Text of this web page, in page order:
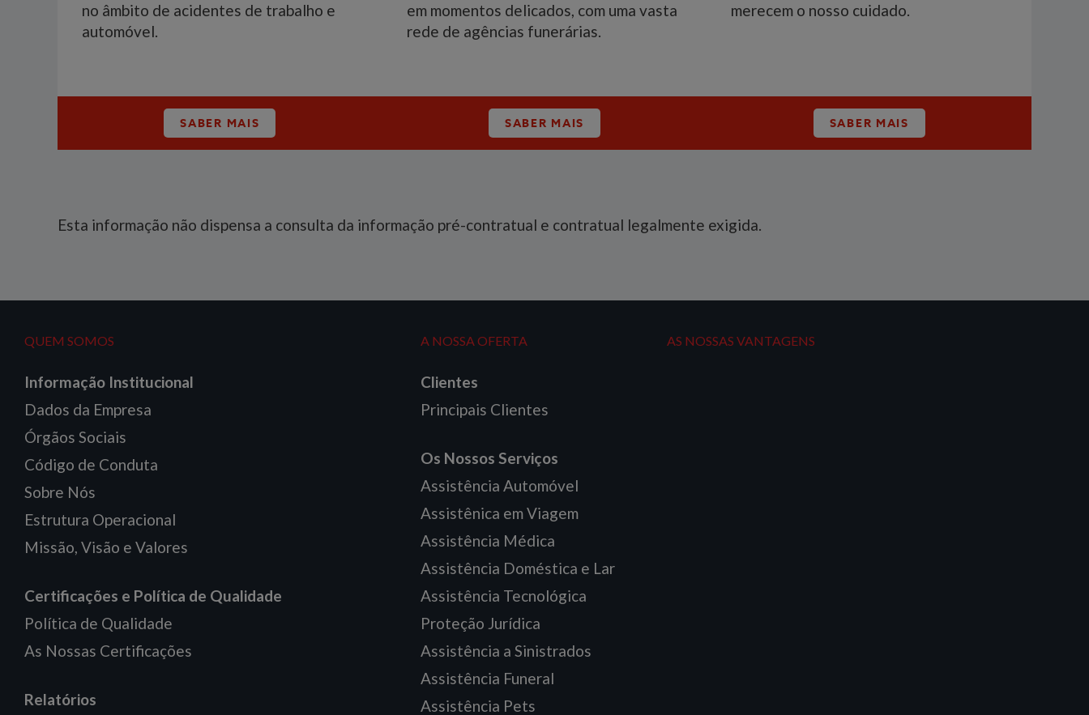
no âmbito de acidentes de trabalho e
automóvel.
SABER MAIS
em momentos delicados, com uma vasta
rede de agências funerárias.
SABER MAIS
merecem o nosso cuidado.
SABER MAIS
Esta informação não dispensa a consulta da informação pré-contratual e contratual legalmente exigida.
QUEM SOMOS
Informação Institucional
Dados da Empresa
Órgãos Sociais
Código de Conduta
Sobre Nós
Estrutura Operacional
Missão, Visão e Valores
Certificações e Política de Qualidade
Política de Qualidade
As Nossas Certificações
Relatórios
A NOSSA OFERTA
Clientes
Principais Clientes
Os Nossos Serviços
Assistência Automóvel
Assistênica em Viagem
Assistência Médica
Assistência Doméstica e Lar
Assistência Tecnológica
Proteção Jurídica
Assistência a Sinistrados
Assistência Funeral
Assistência Pets
AS NOSSAS VANTAGENS